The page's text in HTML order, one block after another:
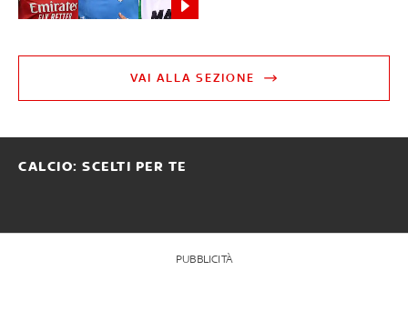
VAI ALLA SEZIONE
CALCIO: SCELTI PER TE
PUBBLICITÀ